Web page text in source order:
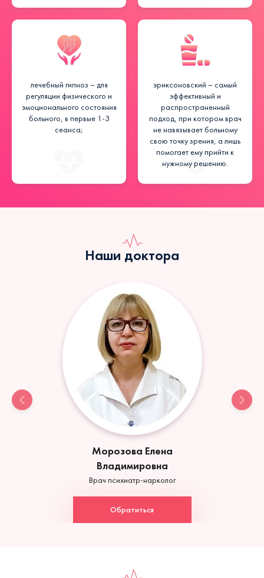
лечебный гипноз – для
регуляции физического и
эмоционального состояния
больного, в первые 1-3
сеанса;
эриксоновский – самый
эффективный и
распространенный
подход, при котором врач
не навязывает больному
свою точку зрения, а лишь
помогает ему прийти к
нужному решению.
Наши доктора
Морозова Елена
Владимировна
Врач психиатр-нарколог
Обратиться